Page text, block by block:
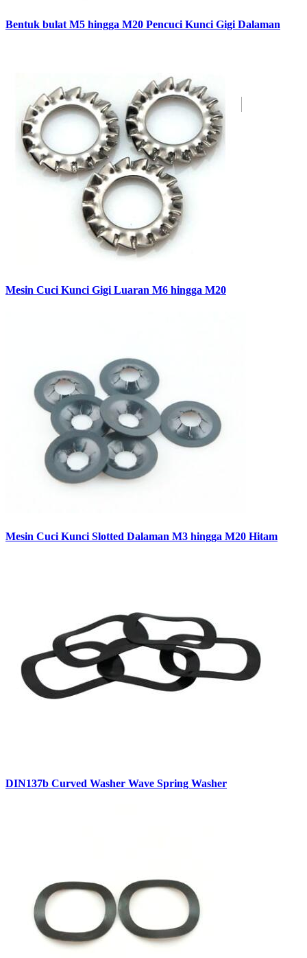
Bentuk bulat M5 hingga M20 Pencuci Kunci Gigi Dalaman
Mesin Cuci Kunci Gigi Luaran M6 hingga M20
Mesin Cuci Kunci Slotted Dalaman M3 hingga M20 Hitam
DIN137b Curved Washer Wave Spring Washer